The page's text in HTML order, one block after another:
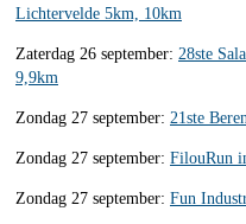
Lichtervelde 5km, 10km
Zaterdag 26 september: 28ste
9,9km
Zondag 27 september: 21ste
Zondag 27 september: FilouRun
Zondag 27 september: Fun